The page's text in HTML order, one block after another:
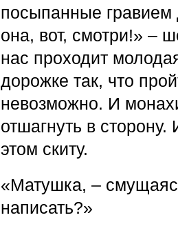
посыпанные
она, вот, смотри!» –
нас проходит
дорожке так, что
невозможно. И
отшагнуть в
этом скиту.
«Матушка, –
написать?»